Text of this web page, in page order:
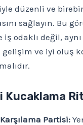
düzenli ve
sağlayın. Bu
iş odaklı değil,
ve iyi oluş
Kucaklama
Partisi: